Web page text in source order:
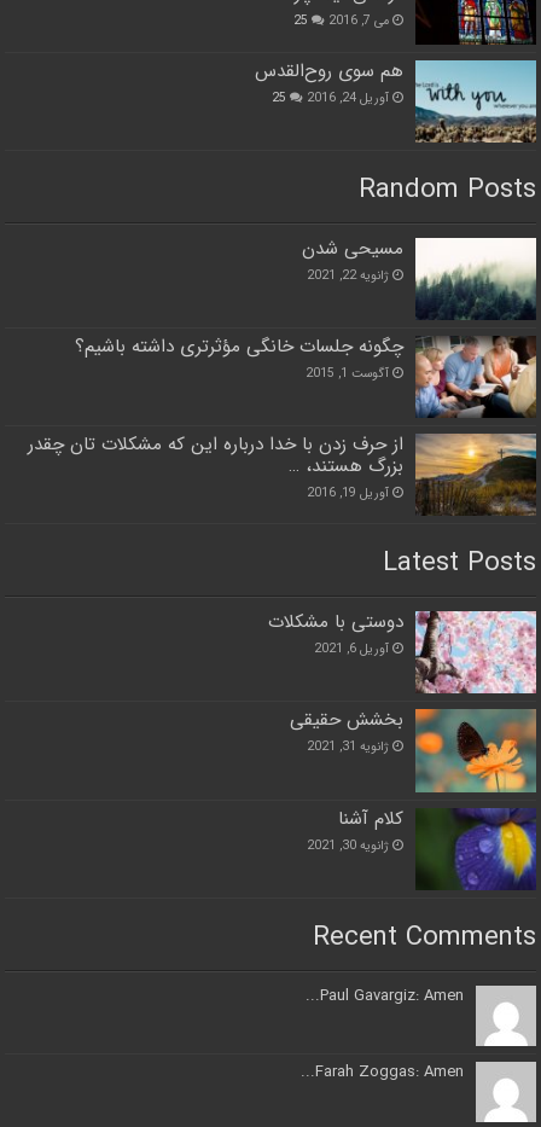
می 7, 2016 25
هم سوی روح‌القدس
آوریل 24, 2016 25
Random Posts
مسیحی شدن
ژانویه 22, 2021
چگونه جلسات خانگی مؤثرتری داشته باشیم؟
آگوست 1, 2015
از حرف زدن با خدا درباره این که مشکلات تان چقدر
بزرگ هستند، …
آوریل 19, 2016
Latest Posts
دوستی با مشکلات
آوریل 6, 2021
بخشش حقیقی
ژانویه 31, 2021
کلام آشنا
ژانویه 30, 2021
Recent Comments
Paul Gavargiz: Amen...
Farah Zoggas: Amen...